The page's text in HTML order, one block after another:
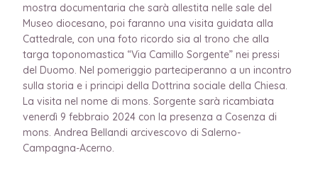
mostra documentaria che sarà allestita nelle sale del
Museo diocesano, poi faranno una visita guidata alla
Cattedrale, con una foto ricordo sia al trono che alla
targa toponomastica “Via Camillo Sorgente” nei pressi
del Duomo. Nel pomeriggio parteciperanno a un incontro
sulla storia e i principi della Dottrina sociale della Chiesa.
La visita nel nome di mons. Sorgente sarà ricambiata
venerdì 9 febbraio 2024 con la presenza a Cosenza di
mons. Andrea Bellandi arcivescovo di Salerno-
Campagna-Acerno.